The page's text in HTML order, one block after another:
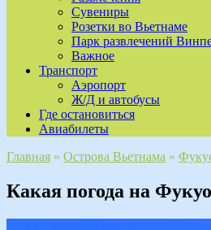
Сувениры
Розетки во Вьетнаме
Парк развлечений
Важное
Транспорт
Аэропорт
Ж/Д и автобусы
Где остановиться
Авиабилеты
Главная » Острова Вьетнама »
Какая погода на